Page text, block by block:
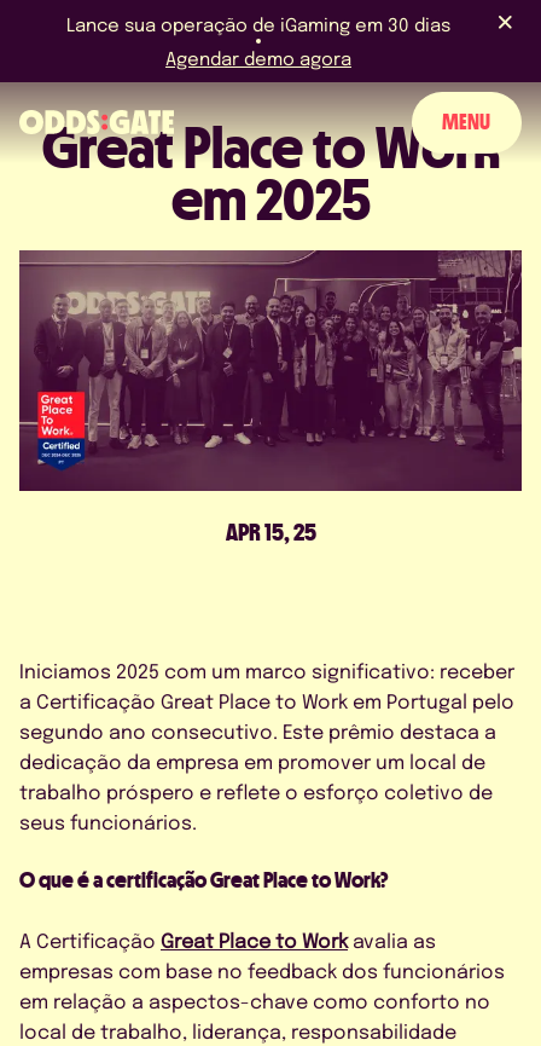
Lance sua operação de iGaming em 30 dias
Agendar demo agora
MENU
SOBRE NÓS
PRODUTO
BLOG
NOVIDADES & EVENTOS
LICENÇAS & CERTIFICAÇÕES
FAQS
AGENDE UMA DEMO
Concordo com a política de
privacidade
Great Place to Work
em 2025
APR 15, 25
Iniciamos 2025 com um marco significativo: receber
a Certificação Great Place to Work em Portugal pelo
segundo ano consecutivo. Este prêmio destaca a
dedicação da empresa em promover um local de
trabalho próspero e reflete o esforço coletivo de
seus funcionários.
O que é a certificação Great Place to Work?
A Certificação Great Place to Workavalia as
empresas com base no feedback dos funcionários
em relação a aspectos-chave como conforto no
local de trabalho, liderança, responsabilidade